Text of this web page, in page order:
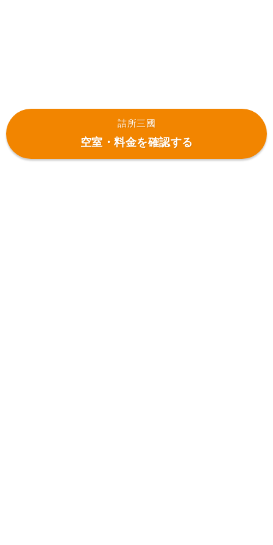
詰所三國
空室・料金を確認する